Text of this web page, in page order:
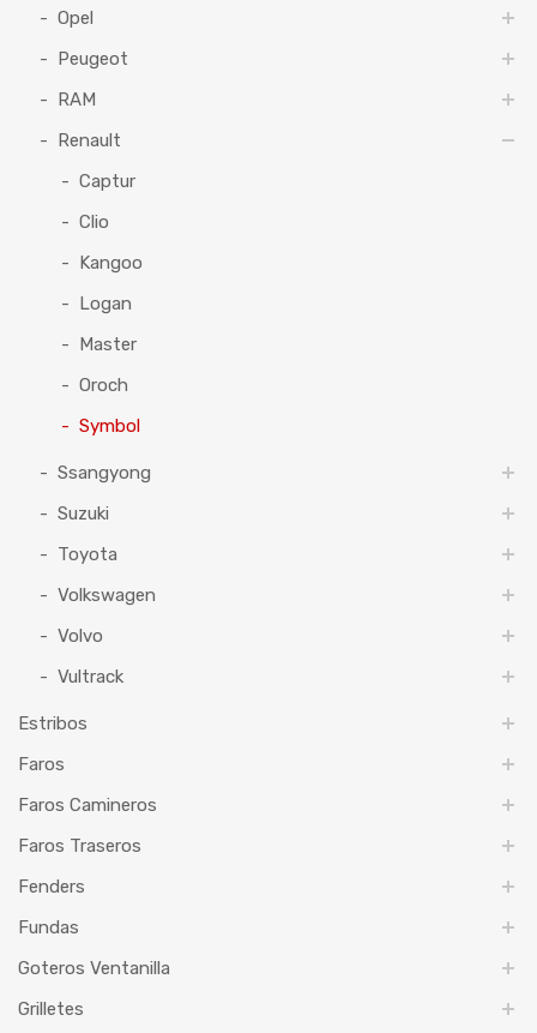
Opel
Peugeot
RAM
Renault
Captur
Clio
Kangoo
Logan
Master
Oroch
Symbol
Ssangyong
Suzuki
Toyota
Volkswagen
Volvo
Vultrack
Estribos
Faros
Faros Camineros
Faros Traseros
Fenders
Fundas
Goteros Ventanilla
Grilletes